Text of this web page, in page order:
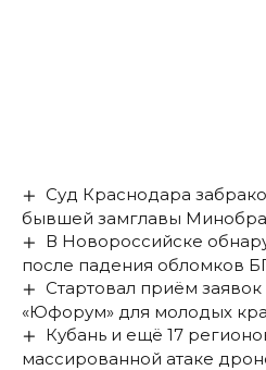
Суд Краснодара
бывшей замглавы
В Новороссийске
после падения обломков
Стартовал приём
«Юфорум» для молодых
Кубань и ещё 17
массированной атаке